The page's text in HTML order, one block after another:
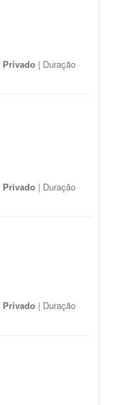
Privado | Duração
Privado | Duração
Privado | Duração